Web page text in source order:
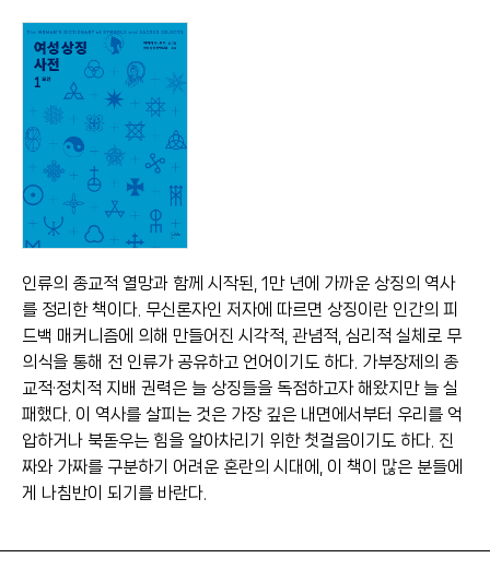
인류의 종교적 열망과 함께 시작된, 1만 년에 가까운 상징의 역사
를 정리한 책이다. 무신론자인 저자에 따르면 상징이란 인간의 피
드백 매커니즘에 의해 만들어진 시각적, 관념적, 심리적 실체로 무
의식을 통해 전 인류가 공유하고 언어이기도 하다. 가부장제의 종
교적·정치적 지배 권력은 늘 상징들을 독점하고자 해왔지만 늘 실
패했다. 이 역사를 살피는 것은 가장 깊은 내면에서부터 우리를 억
압하거나 북돋우는 힘을 알아차리기 위한 첫걸음이기도 하다. 진
짜와 가짜를 구분하기 어려운 혼란의 시대에, 이 책이 많은 분들에
게 나침반이 되기를 바란다.